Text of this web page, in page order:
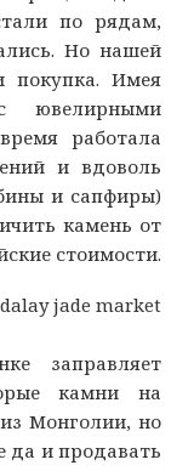
по рядам,
Но нашей
покупка. Имея
ювелирными
работала
и вдоволь
и сапфиры)
камень от
стоимости.
заправляет
камни на
Монголии, но
да и продавать